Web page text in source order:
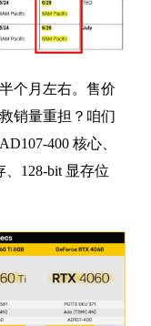
个月左右。售价
销量重担？咱们
400 核心、
、128-bit 显存位